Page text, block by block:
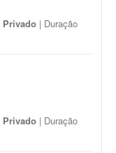
Privado | Duração
Privado | Duração